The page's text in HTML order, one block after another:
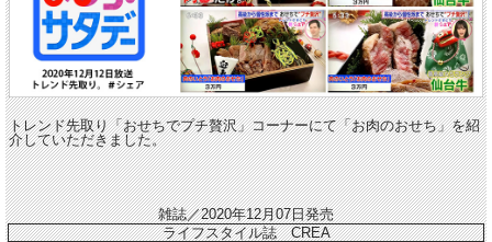
トレンド先取り「おせちでプチ贅沢」コーナーにて「お肉のおせち」を紹
介していただきました。
雑誌／2020年12月07日発売
ライフスタイル誌 CREA